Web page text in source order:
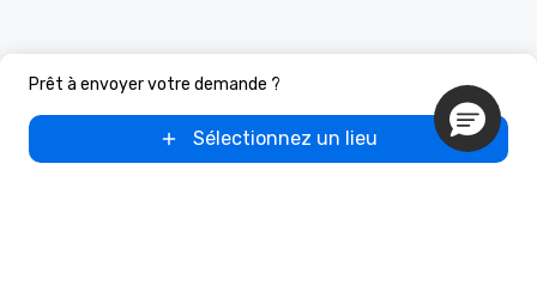
Prêt à envoyer votre demande ?
Sélectionnez un lieu